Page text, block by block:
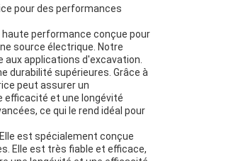
pour des performances
performance conçue pour
source électrique. Notre
aux applications d'excavation.
durabilité supérieures. Grâce à
peut assurer un
efficacité et une longévité
ce qui le rend idéal pour
est spécialement conçue
Elle est très fiable et efficace,